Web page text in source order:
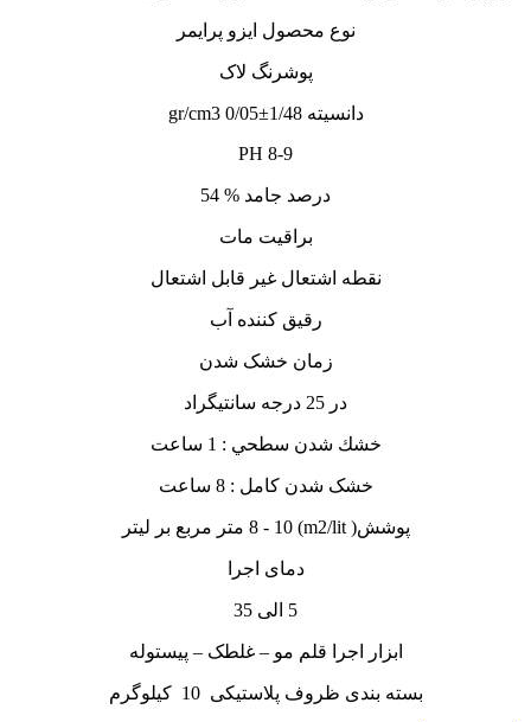
نوع محصول ایزو پرایمر
پوشرنگ لاک
دانسیته 1/48±0/05 gr/cm3
PH 8-9
درصد جامد % 54
براقیت مات
نقطه اشتعال غیر قابل اشتعال
رقیق کننده آب
زمان خشک شدن
در 25 درجه سانتيگراد
خشك شدن سطحي : 1 ساعت
خشک شدن کامل : 8 ساعت
پوشش( m2/lit) 8 - 10 متر مربع بر لیتر
دمای اجرا
5 الی 35
ابزار اجرا قلم مو – غلطک – پیستوله
بسته بندی ظروف پلاستیکی 10 کیلوگرم